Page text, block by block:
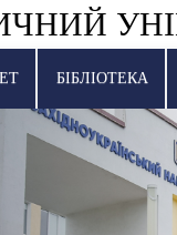
БІБЛІОТЕКА